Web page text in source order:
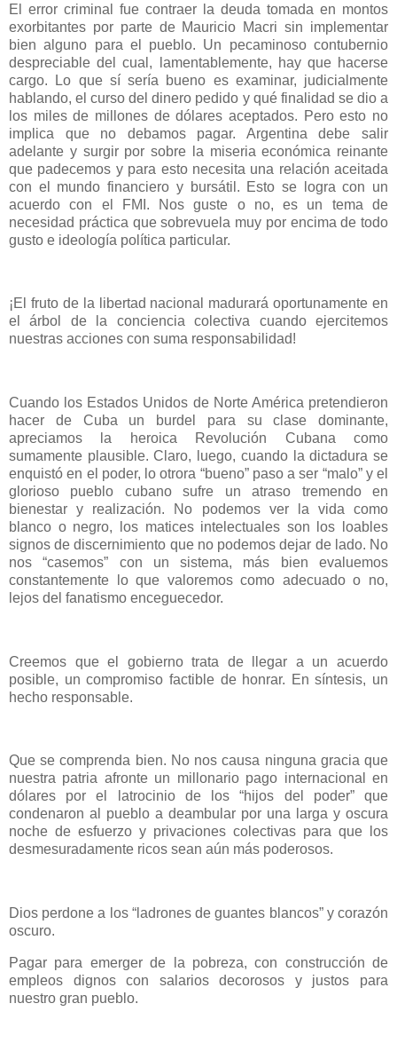
El error criminal fue contraer la deuda tomada en montos
exorbitantes por parte de Mauricio Macri sin implementar
bien alguno para el pueblo. Un pecaminoso contubernio
despreciable del cual, lamentablemente, hay que hacerse
cargo. Lo que sí sería bueno es examinar, judicialmente
hablando, el curso del dinero pedido y qué finalidad se dio a
los miles de millones de dólares aceptados. Pero esto no
implica que no debamos pagar. Argentina debe salir
adelante y surgir por sobre la miseria económica reinante
que padecemos y para esto necesita una relación aceitada
con el mundo financiero y bursátil. Esto se logra con un
acuerdo con el FMI. Nos guste o no, es un tema de
necesidad práctica que sobrevuela muy por encima de todo
gusto e ideología política particular.
¡El fruto de la libertad nacional madurará oportunamente en
el árbol de la conciencia colectiva cuando ejercitemos
nuestras acciones con suma responsabilidad!
Cuando los Estados Unidos de Norte América pretendieron
hacer de Cuba un burdel para su clase dominante,
apreciamos la heroica Revolución Cubana como
sumamente plausible. Claro, luego, cuando la dictadura se
enquistó en el poder, lo otrora “bueno” paso a ser “malo” y el
glorioso pueblo cubano sufre un atraso tremendo en
bienestar y realización. No podemos ver la vida como
blanco o negro, los matices intelectuales son los loables
signos de discernimiento que no podemos dejar de lado. No
nos “casemos” con un sistema, más bien evaluemos
constantemente lo que valoremos como adecuado o no,
lejos del fanatismo enceguecedor.
Creemos que el gobierno trata de llegar a un acuerdo
posible, un compromiso factible de honrar. En síntesis, un
hecho responsable.
Que se comprenda bien. No nos causa ninguna gracia que
nuestra patria afronte un millonario pago internacional en
dólares por el latrocinio de los “hijos del poder” que
condenaron al pueblo a deambular por una larga y oscura
noche de esfuerzo y privaciones colectivas para que los
desmesuradamente ricos sean aún más poderosos.
Dios perdone a los “ladrones de guantes blancos” y corazón
oscuro.
Pagar para emerger de la pobreza, con construcción de
empleos dignos con salarios decorosos y justos para
nuestro gran pueblo.